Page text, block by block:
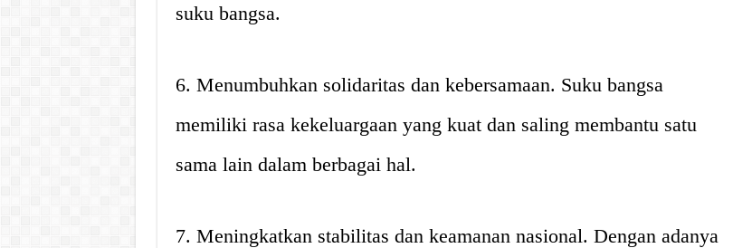
suku bangsa.
6. Menumbuhkan solidaritas dan kebersamaan. Suku bangsa
memiliki rasa kekeluargaan yang kuat dan saling membantu satu
sama lain dalam berbagai hal.
7. Meningkatkan stabilitas dan keamanan nasional. Dengan adanya